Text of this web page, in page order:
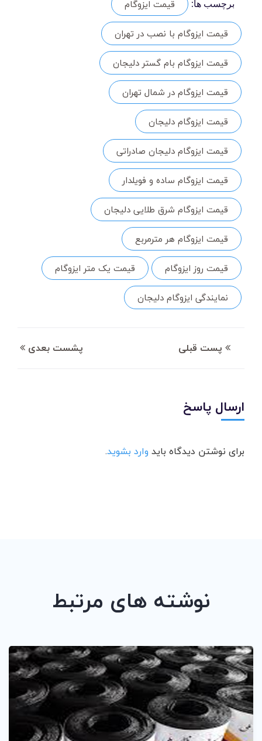
برچسب ها:
قیمت ایزوگام
قیمت ایزوگام با نصب در تهران
قیمت ایزوگام بام گستر دلیجان
قیمت ایزوگام در شمال تهران
قیمت ایزوگام دلیجان
قیمت ایزوگام دلیجان صادراتی
قیمت ایزوگام ساده و فویلدار
قیمت ایزوگام شرق طلایی دلیجان
قیمت ایزوگام هر مترمربع
قیمت روز ایزوگام
قیمت یک متر ایزوگام
نمایندگی ایزوگام دلیجان
پست قبلی پشست بعدی
ارسال پاسخ
برای نوشتن دیدگاه باید وارد بشوید.
نوشته های مرتبط